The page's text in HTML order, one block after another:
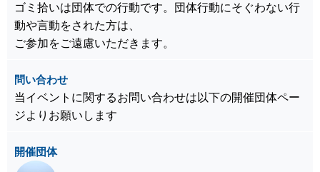
ゴミ拾いは団体での行動です。団体行動にそぐわない行
動や言動をされた方は、
ご参加をご遠慮いただきます。
問い合わせ
当イベントに関するお問い合わせは以下の開催団体ペー
ジよりお願いします
開催団体